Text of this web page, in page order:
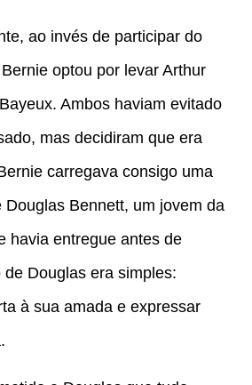
ao invés de participar do
optou por levar Arthur
Ambos haviam evitado
mas decidiram que era
carregava consigo uma
Douglas Bennett, um jovem da
havia entregue antes de
de Douglas era simples:
à sua amada e expressar